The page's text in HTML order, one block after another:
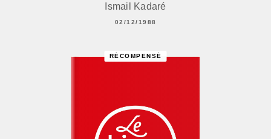
Ismail Kadaré
02/12/1988
RÉCOMPENSÉ